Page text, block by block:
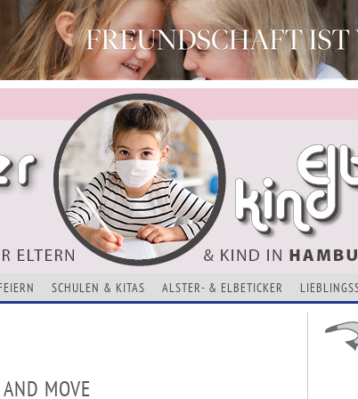
- AKTUELLES FÜR ELTERN UND KINDER
KURSE, ADRESSEN UND THEMEN
Alles Neu - Infos zur Website
SCHULEN & KITAS ALSTER- & ELBETICKER
MOVE